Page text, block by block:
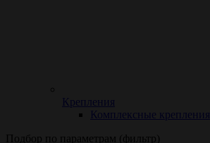
Крепления
Комплексные крепления
Подбор по параметрам (фильтр)